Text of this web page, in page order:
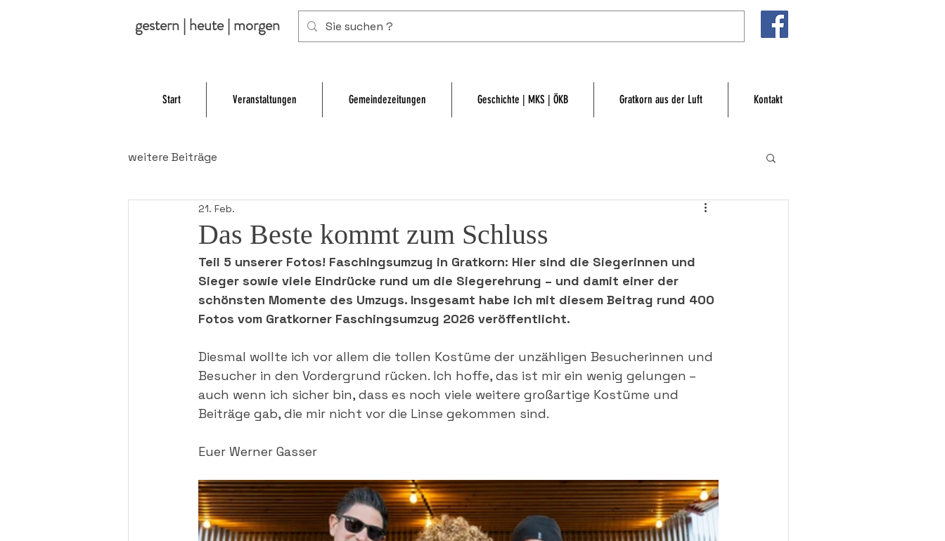
gestern | heute | morgen
Start Veranstaltungen Gemeindezeitungen Geschichte | MKS | ÖKB Gratkorn aus der Luft Kontakt
weitere Beiträge
Das Beste kommt zum Schluss
21. Feb.
Teil 5 unserer Fotos! Faschingsumzug in Gratkorn: Hier sind die Siegerinnen und
Sieger sowie viele Eindrücke rund um die Siegerehrung – und damit einer der
schönsten Momente des Umzugs. Insgesamt habe ich mit diesem Beitrag rund 400
Fotos vom Gratkorner Faschingsumzug 2026 veröffentlicht.
Diesmal wollte ich vor allem die tollen Kostüme der unzähligen Besucherinnen und
Besucher in den Vordergrund rücken. Ich hoffe, das ist mir ein wenig gelungen –
auch wenn ich sicher bin, dass es noch viele weitere großartige Kostüme und
Beiträge gab, die mir nicht vor die Linse gekommen sind.
Euer Werner Gasser